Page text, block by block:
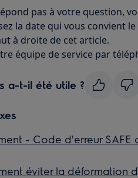
pas à votre question,
la date qui vous convient
à droite de cet article.
équipe de service par
a-t-il été utile ?
- Code d'erreur SAFE
éviter la déformation